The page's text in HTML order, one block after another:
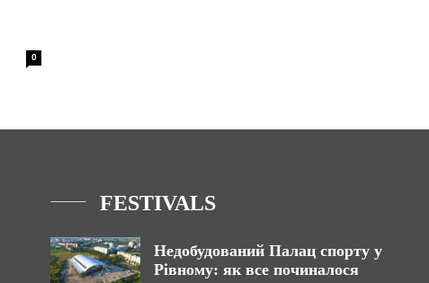
0
FESTIVALS
Недобудований Палац спорту у
Рівному: як все починалося